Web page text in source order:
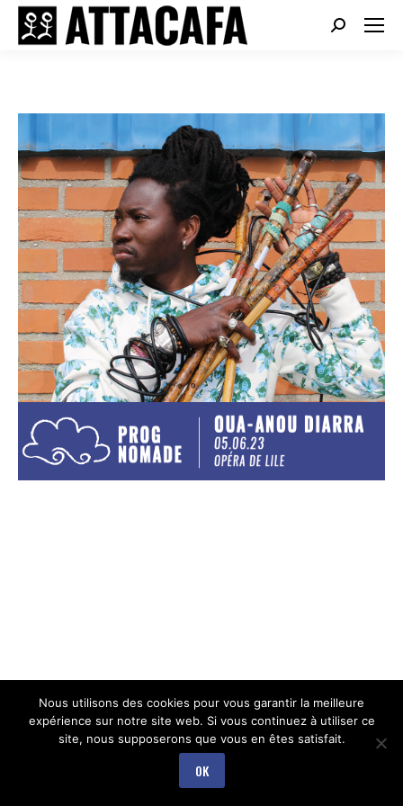
Search:
Nous utilisons des cookies pour vous garantir la meilleure
expérience sur notre site web. Si vous continuez à utiliser ce
site, nous supposerons que vous en êtes satisfait.
OK